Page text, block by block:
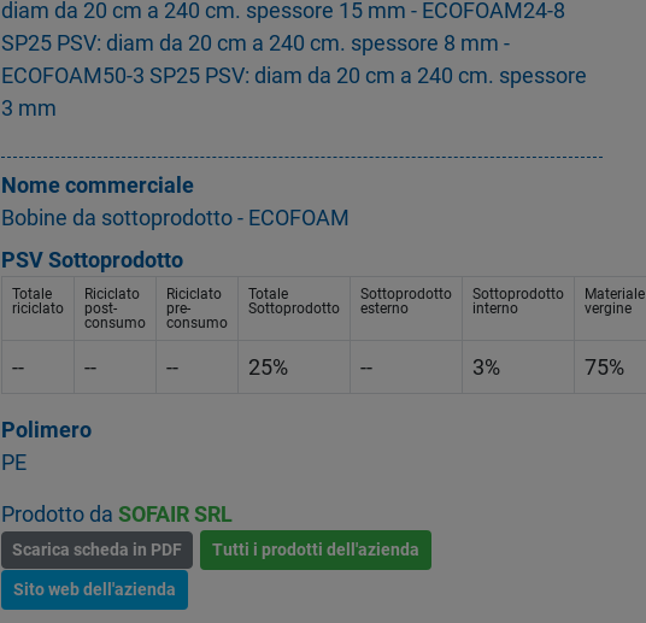
diam da 20 cm a 240 cm. spessore 15 mm - ECOFOAM24-8
SP25 PSV: diam da 20 cm a 240 cm. spessore 8 mm -
ECOFOAM50-3 SP25 PSV: diam da 20 cm a 240 cm. spessore
3 mm
Nome commerciale
Bobine da sottoprodotto - ECOFOAM
PSV Sottoprodotto
Totale
riciclato
Riciclato
post-
consumo
Riciclato
pre-
consumo
Totale
Sottoprodotto
Sottoprodotto
esterno
Sottoprodotto
interno
Materiale
vergine
-- -- -- 25% -- 3% 75%
Polimero
PE
Prodotto da SOFAIR SRL
Scarica scheda in PDF Tutti i prodotti dell'azienda
Sito web dell'azienda